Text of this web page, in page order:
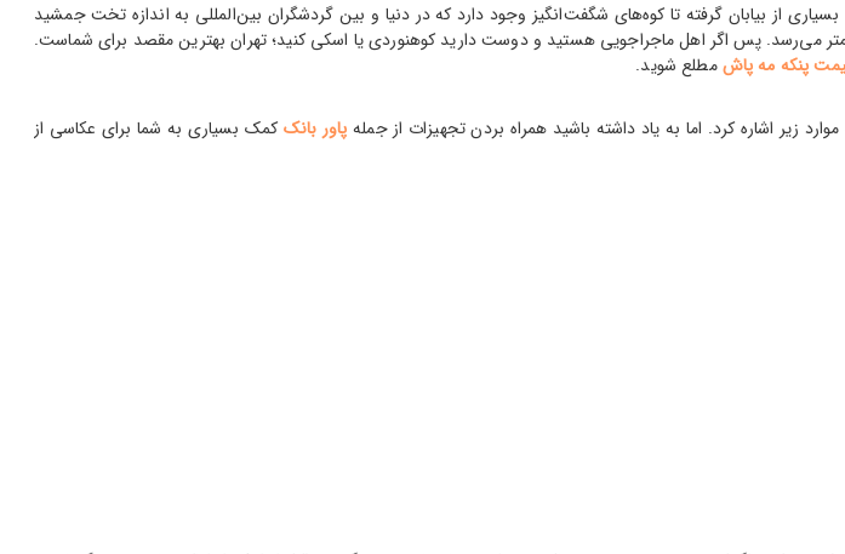
از بیابان گرفته تا کوه‌های شگفت‌انگیز وجود دارد که در دنیا و بین گردشگران بین‌المللی به اندازه تخت جمشید
در تهران مقاصد کوهستانی بسیاری به چشم می‌خورد که ارتفاع برخی از آنها به بیش از 3 هزار متر می‌رسد. پس اگر اهل ماجراجویی هستید و دوست دارید کوهنوردی یا اسکی کنید؛ تهران بهترین مقصد برای شماست.
پنکه مه پاشمطلع شوید.
زیر اشاره کرد. اما به یاد داشته باشید همراه بردن تجهیزات از جمله پاور بانککمک بسیاری به شما برای عکاسی از